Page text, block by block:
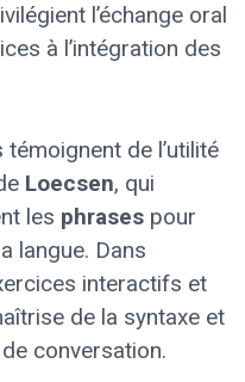
l’échange oral
à l’intégration des
de l’utilité
Loecsen, qui
les phrases pour
langue. Dans
interactifs et
de la syntaxe et
conversation.